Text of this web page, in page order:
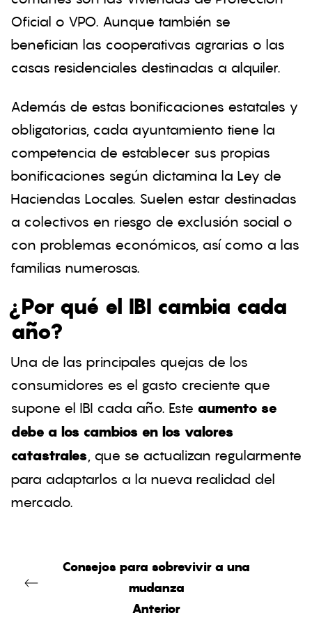
Oficial o VPO. Aunque también se
benefician las cooperativas agrarias o las
casas residenciales destinadas a alquiler.
Además de estas bonificaciones estatales y
obligatorias, cada ayuntamiento tiene la
competencia de establecer sus propias
bonificaciones según dictamina la Ley de
Haciendas Locales. Suelen estar destinadas
a colectivos en riesgo de exclusión social o
con problemas económicos, así como a las
familias numerosas.
¿Por qué el IBI cambia cada
año?
Una de las principales quejas de los
consumidores es el gasto creciente que
supone el IBI cada año. Este aumento se
debe a los cambios en los valores
catastrales , que se actualizan regularmente
para adaptarlos a la nueva realidad del
mercado.
Consejos para sobrevivir a una
mudanza
Anterior